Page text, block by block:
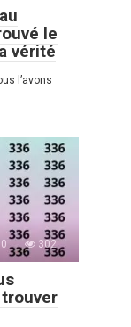
le
vérité
l’avons
0 302